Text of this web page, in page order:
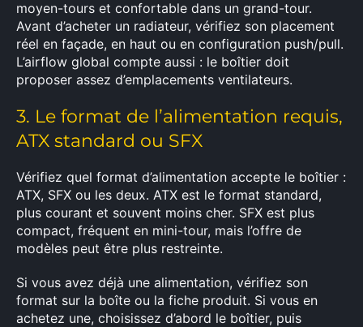
moyen-tours et confortable dans un grand-tour.
Avant d’acheter un radiateur, vérifiez son placement
réel en façade, en haut ou en configuration push/pull.
L’airflow global compte aussi : le boîtier doit
proposer assez d’emplacements ventilateurs.
3. Le format de l’alimentation requis,
ATX standard ou SFX
Vérifiez quel format d’alimentation accepte le boîtier :
ATX, SFX ou les deux. ATX est le format standard,
plus courant et souvent moins cher. SFX est plus
compact, fréquent en mini-tour, mais l’offre de
modèles peut être plus restreinte.
Si vous avez déjà une alimentation, vérifiez son
format sur la boîte ou la fiche produit. Si vous en
achetez une, choisissez d’abord le boîtier, puis